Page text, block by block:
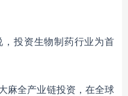
投资生物制药行业为首
麻全产业链投资，在全球